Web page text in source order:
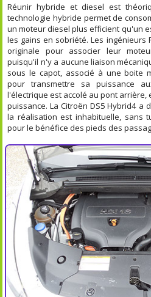
Réunir hybride et diesel est
technologie hybride permet de
un moteur diesel plus efficient qu'un
les gains en sobriété. Les ingénieurs
originale pour associer leur
puisqu'il n'y a aucune liaison
sous le capot, associé à une boite
pour transmettre sa puissance
l'électrique est accolé au pont arrière,
puissance. La Citroën DS5 Hybrid4 a
la réalisation est inhabituelle, sans
pour le bénéfice des pieds des